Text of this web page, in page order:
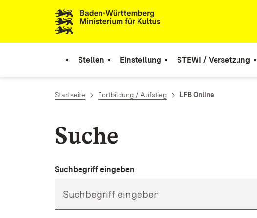
Zum Inhalt springen
Link zur Startseite
Stellen Einstellung STEWI / Versetzung
Startseite Fortbildung / Aufstieg LFB Online
Suche
Suchbegriff eingeben